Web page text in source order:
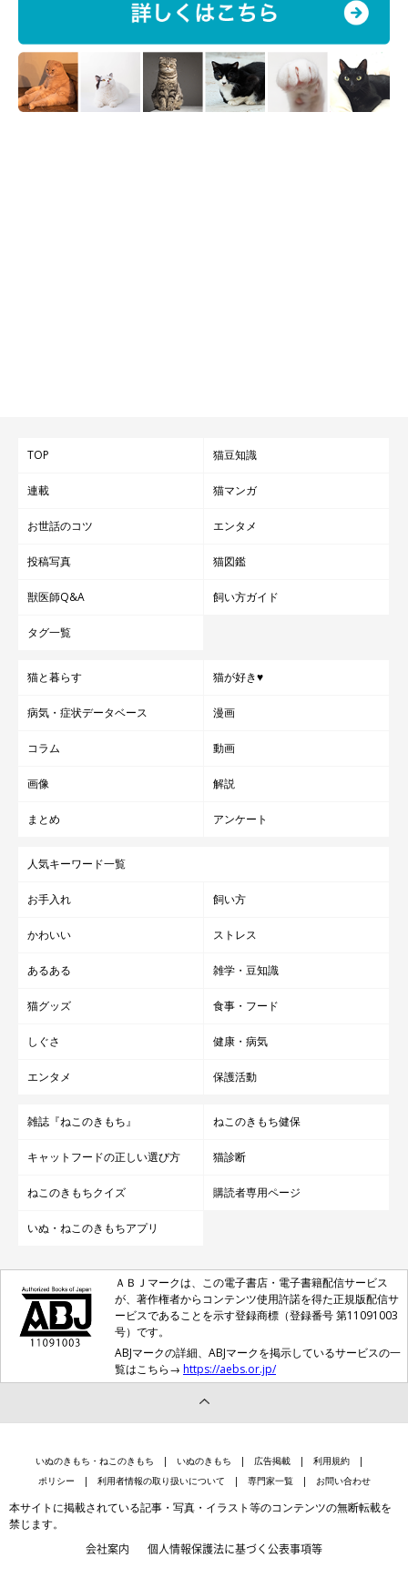
TOP 猫豆知識
連載 猫マンガ
お世話のコツ エンタメ
投稿写真 猫図鑑
獣医師Q&A 飼い方ガイド
タグ一覧
猫と暮らす 猫が好き♥
病気・症状データベース 漫画
コラム 動画
画像 解説
まとめ アンケート
人気キーワード一覧
お手入れ 飼い方
かわいい ストレス
あるある 雑学・豆知識
猫グッズ 食事・フード
しぐさ 健康・病気
エンタメ 保護活動
雑誌『ねこのきもち』 ねこのきもち健保
キャットフードの正しい選び方 猫診断
ねこのきもちクイズ 購読者専用ページ
いぬ・ねこのきもちアプリ
ＡＢＪマークは、この電子書店・電子書籍配信サービス
が、著作権者からコンテンツ使用許諾を得た正規版配信サ
ービスであることを示す登録商標（登録番号 第11091003
号）です。
ABJマークの詳細、ABJマークを掲示しているサービスの一
覧はこちら→ https://aebs.or.jp/
いぬのきもち・ねこのきもち いぬのきもち 広告掲載
利用規約
ポリシー
利用者情報の取り扱いについて 専門家一覧 お問い合わせ
本サイトに掲載されている記事・写真・イラスト等のコンテンツの無断転載を
禁じます。
会社案内 個人情報保護法に基づく公表事項等